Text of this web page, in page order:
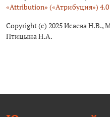
«Attribution» («Атрибуция»)
Copyright (c) 2025 Исаева Н.В.,
Птицына Н.А.